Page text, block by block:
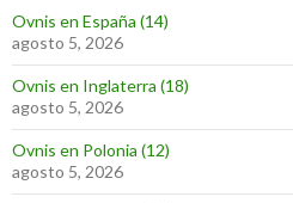
Ovnis en España (14)
agosto 5, 2026
Ovnis en Inglaterra (18)
agosto 5, 2026
Ovnis en Polonia (12)
agosto 5, 2026